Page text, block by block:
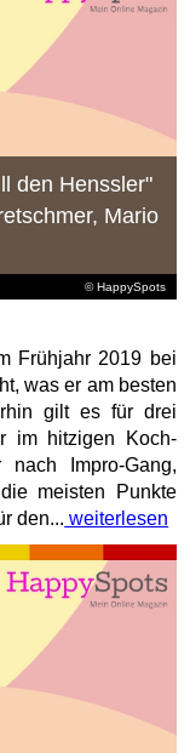
© HappySpots
den Henssler"
Mario
Frühjahr 2019 bei
was er am besten
gilt es für drei
im hitzigen Koch-
Impro-Gang,
meisten Punkte
den... weiterlesen